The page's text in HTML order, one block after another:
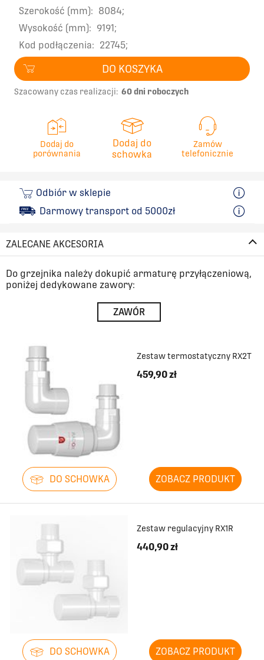
Szerokość (mm): 8084;
Wysokość (mm): 9191;
Kod podłączenia: 22745;
DO KOSZYKA
Szacowany czas realizacji: 60 dni roboczych
Dodaj do
porównania
Dodaj do
schowka
Zamów
telefonicznie
Odbiór w sklepie
Darmowy transport od 5000zł
ZALECANE AKCESORIA
Do grzejnika należy dokupić armaturę przyłączeniową,
poniżej dedykowane zawory:
ZAWÓR
Zestaw termostatyczny RX2T
459,90 zł
DO SCHOWKA ZOBACZ PRODUKT
Zestaw regulacyjny RX1R
440,90 zł
DO SCHOWKA ZOBACZ PRODUKT